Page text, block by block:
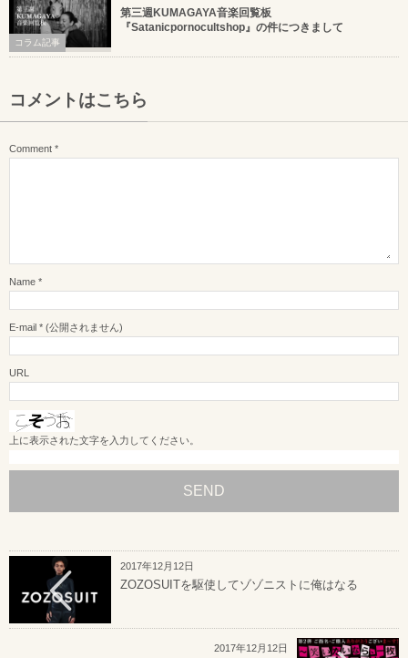
コラム記事
第三週KUMAGAYA音楽回覧板
『Satanicpornocultshop』の件につきまして
コメントはこちら
Comment *
Name *
E-mail * (公開されません)
URL
上に表示された文字を入力してください。
2017年12月12日
ZOZOSUITを駆使してゾゾニストに俺はなる
2017年12月12日